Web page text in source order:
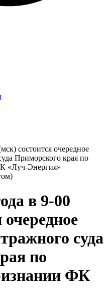
состоится очередное
Приморского края по
«Луч-Энергия»
в 9-00
суда
по
ФК